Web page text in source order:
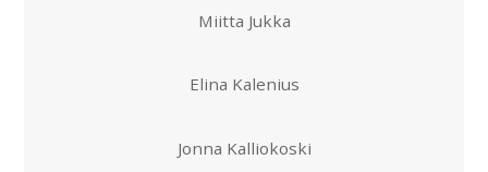
Miitta Jukka
Elina Kalenius
Jonna Kalliokoski